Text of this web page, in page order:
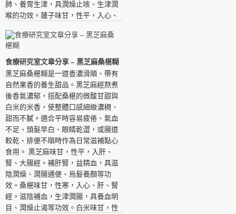
肺、養胃生津，具潤燥止咳、生津潤
喉的功效。蓮子味甘，性平，入心、
瀉，具改善食慾不佳等功效。枸杞味
甘，性平，入肝、腎經。補益精氣，
明目止渴，具增強免疫力、促進造
血、健胃整腸等功效。 👉材料：百合
25公克蓮子20公克銀耳3公克枸杞3公
克冰糖20公克（配方之份量約適合
1~2人飲用） 👉作法：1.乾銀耳泡水2
小時，剪去老蒂及雜質後撕成小朵；
百合洗淨去老蒂，蓮子洗淨泡軟。2.
將銀耳、蓮子加入鍋中，倒入約...
食療研究室文章分享 – 黑芝麻桑椹糊
黑芝麻桑椹糊是一道香濃滑順、帶有
自然果香的養生甜品。黑芝麻經熬煮
後香氣濃郁，搭配桑椹的微酸甘甜與
白米的米香，使整體口感細緻濃稠、
甜而不膩。適合平時容易疲倦、氣血
不足、頭髮早白、眼睛乾澀，或腸道
較乾、排便不順時作為日常滋補點心
食用。 黑芝麻味甘，性平，入肝、
腎、大腸經。補肝腎，益精血，具滋
陰潤燥、潤腸通便、烏髮養顏等功
效。桑椹味甘，性寒，入心、肝、腎
經。滋陰補血，生津潤腸，具養血明
目、潤燥止渴等功效。白米味甘，性